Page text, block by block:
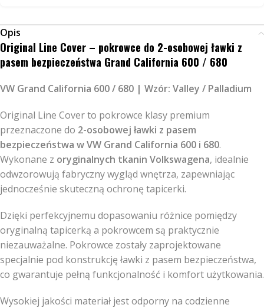
Opis
Original Line Cover – pokrowce do 2-osobowej ławki z
pasem bezpieczeństwa Grand California 600 / 680
VW Grand California 600 / 680 | Wzór: Valley / Palladium
Original Line Cover to pokrowce klasy premium
przeznaczone do 2-osobowej ławki z pasem
bezpieczeństwa w VW Grand California 600 i 680.
Wykonane z oryginalnych tkanin Volkswagena, idealnie
odwzorowują fabryczny wygląd wnętrza, zapewniając
jednocześnie skuteczną ochronę tapicerki.
Dzięki perfekcyjnemu dopasowaniu różnice pomiędzy
oryginalną tapicerką a pokrowcem są praktycznie
niezauważalne. Pokrowce zostały zaprojektowane
specjalnie pod konstrukcję ławki z pasem bezpieczeństwa,
co gwarantuje pełną funkcjonalność i komfort użytkowania.
Wysokiej jakości materiał jest odporny na codzienne